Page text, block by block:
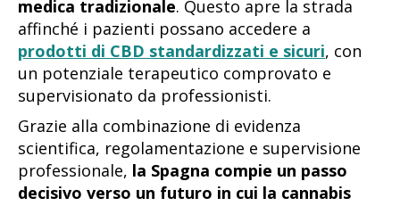
medica tradizionale. Questo apre la strada
affinché i pazienti possano accedere a
prodotti di CBD standardizzati e sicuri, con
un potenziale terapeutico comprovato e
supervisionato da professionisti.
Grazie alla combinazione di evidenza
scientifica, regolamentazione e supervisione
professionale, la Spagna compie un passo
decisivo verso un futuro in cui la cannabis